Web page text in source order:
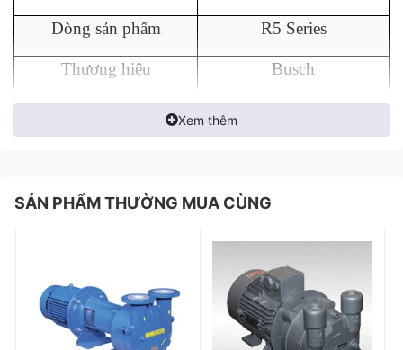
Đặc điểm nổi bật của Busch R5
Sử dụng dầu bôi trơn: Hệ thống vòng dầu giúp
làm kín và bôi trơn hiệu quả, đảm bảo mức chân
không ổn định và tăng tuổi thọ bơm.
Dòng sản phẩm R5 Series
Thương hiệu Busch
Xuất xứ Đức
Chân không tối đa Lên đến 0.1 mbar
Xem thêm
SẢN PHẨM THƯỜNG MUA CÙNG